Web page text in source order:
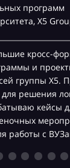
программ
Х5
кросс-
и
группы Х5.
решения
кейсы
работы с